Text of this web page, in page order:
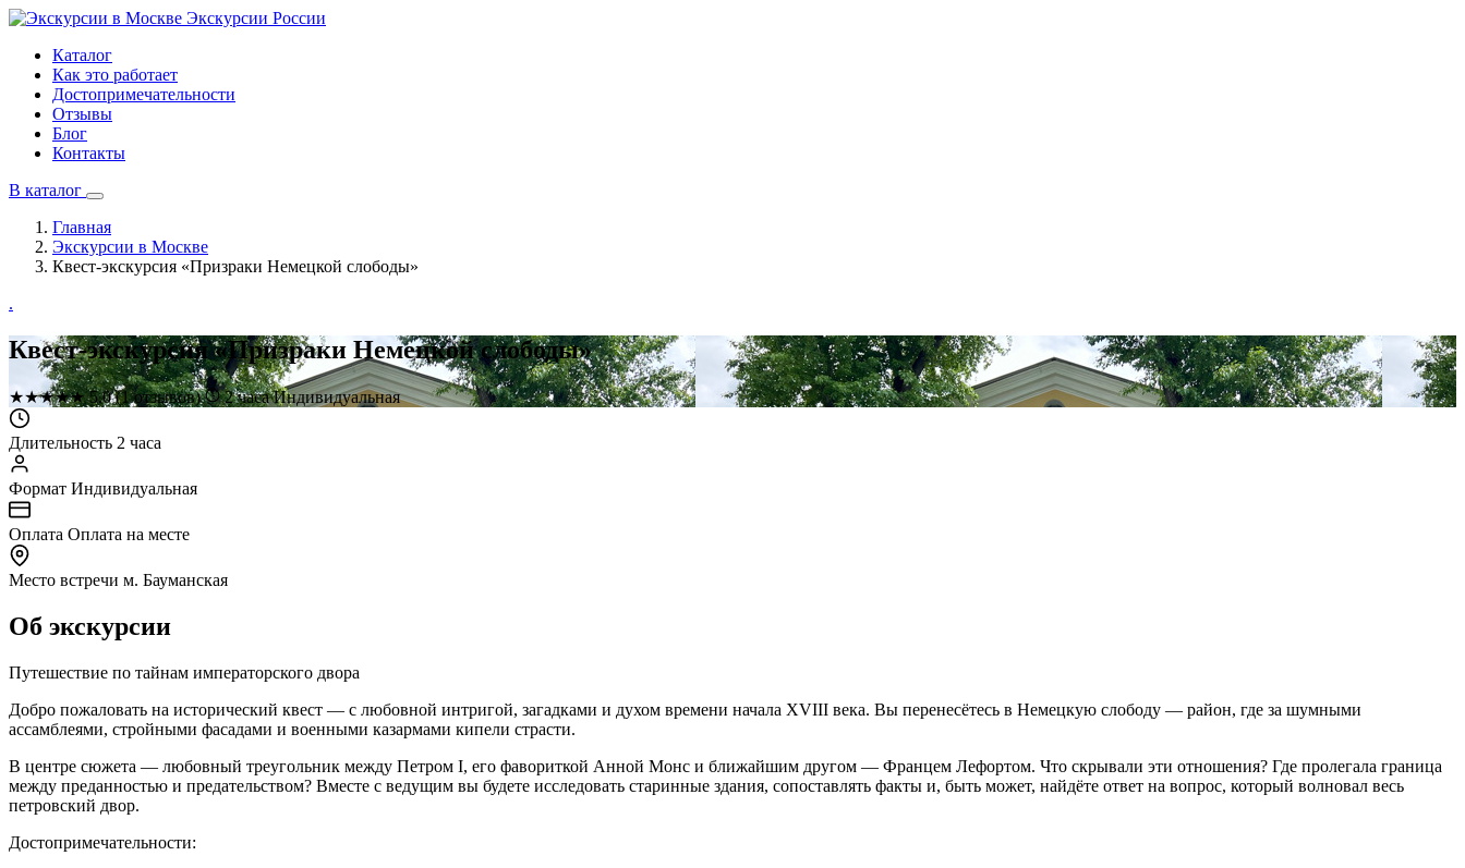
Экскурсии России
Каталог
Как это работает
Достопримечательности
Отзывы
Блог
Контакты
В каталог
Главная
Экскурсии в Москве
Квест-экскурсия «Призраки Немецкой слободы»
.
Квест-экскурсия «Призраки Немецкой слободы»
★★★★★ 5.0 (1 отзывов) 2 часаИндивидуальная
Длительность 2 часа
Формат Индивидуальная
Оплата Оплата на месте
Место встречи м. Бауманская
Об экскурсии
Путешествие по тайнам императорского двора
Добро пожаловать на исторический квест — с любовной интригой, загадками и духом времени начала XVIII века. Вы перенесётесь в Немецкую слободу — район, где за шумными
ассамблеями, стройными фасадами и военными казармами кипели страсти.
В центре сюжета — любовный треугольник между Петром I, его фавориткой Анной Монс и ближайшим другом — Францем Лефортом. Что скрывали эти отношения? Где пролегала граница
между преданностью и предательством? Вместе с ведущим вы будете исследовать старинные здания, сопоставлять факты и, быть может, найдёте ответ на вопрос, который волновал весь
петровский двор.
Достопримечательности: